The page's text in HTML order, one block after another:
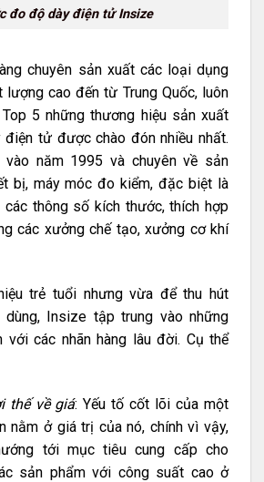
đo độ dày điện tử Insize
chuyên sản xuất các loại dụng
cao đến từ Trung Quốc, luôn
5 những thương hiệu sản xuất
tử được chào đón nhiều nhất.
vào năm 1995 và chuyên về sản
bị, máy móc đo kiểm, đặc biệt là
thông số kích thước, thích hợp
các xưởng chế tạo, xưởng cơ khí
trẻ tuổi nhưng vừa để thu hút
Insize tập trung vào những
với các nhãn hàng lâu đời. Cụ thể
thế về giá: Yếu tố cốt lõi của một
nằm ở giá trị của nó, chính vì vậy,
tới mục tiêu cung cấp cho
sản phẩm với công suất cao ở